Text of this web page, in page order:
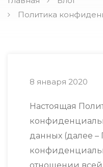
Политика
8 января 2020
Настоящая
данных (далее –